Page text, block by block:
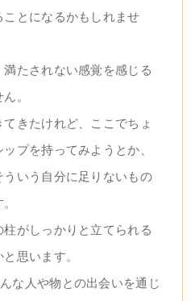
とになるかもしれませ
たされない感覚を感じる
。
きたけれど、ここでちょ
プを持ってみようとか、
いう自分に足りないもの
がしっかりと立てられる
思います。
な人や物との出会いを通じ